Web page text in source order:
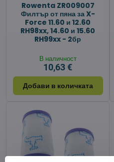
Rowenta ZR009007
Филтър от пяна за X-
Force 11.60 и 12.60
RH98xx, 14.60 и 15.60
RH99xx - 2бр
В наличност
10,63 €
Добави в количката